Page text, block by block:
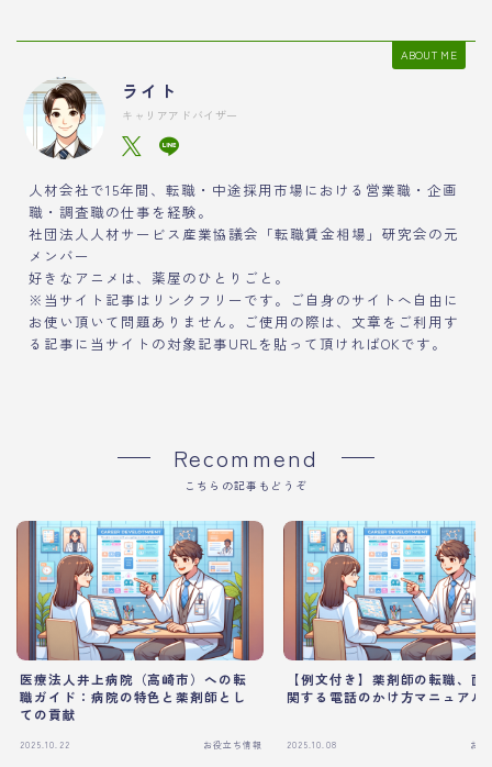
ABOUT ME
ライト
キャリアアドバイザー
人材会社で15年間、転職・中途採用市場における営業職・企画
職・調査職の仕事を経験。
社団法人人材サービス産業協議会「転職賃金相場」研究会の元
メンバー
好きなアニメは、薬屋のひとりごと。
※当サイト記事はリンクフリーです。ご自身のサイトへ自由に
お使い頂いて問題ありません。ご使用の際は、文章をご利用す
る記事に当サイトの対象記事URLを貼って頂ければOKです。
Recommend
こちらの記事もどうぞ
医療法人井上病院（高崎市）への転
職ガイド：病院の特色と薬剤師とし
ての貢献
2025.10.22 お役立ち情報
【例文付き】薬剤師の転職、面
関する電話のかけ方マニュアル
2025.10.08 お